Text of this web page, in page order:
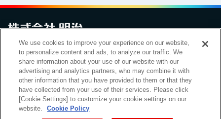
お問い合わせサイトマップ個人情報保護について電子公告
アクセシビリティへの対応方針ご利用規約明治グループのDX
Cookie Settings
明治ホールディングス株式会社 （ ｜ 簡体 ）
Meiji Seika ファルマ株式会社
We use cookies to improve your experience on our website,
to personalize content and ads, to analyze our traffic. We
share information about your use of our website with our
advertising and analytics partners, who may combine it with
other information that you have provided to them or that they
have collected from your use of their services. Please click
[Cookie Settings] to customize your cookie settings on our
website.
Cookie Policy